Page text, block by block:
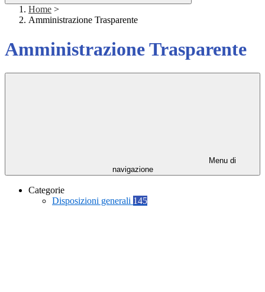
Home >
Amministrazione Trasparente
Amministrazione Trasparente
Menu di
navigazione
Categorie
Disposizioni generali 145